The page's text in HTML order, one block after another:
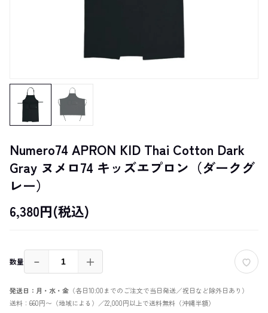
Numero74 APRON KID Thai Cotton Dark
Gray ヌメロ74 キッズエプロン（ダークグ
レー）
6,380円(税込)
数量 － ＋
発送日：月・水・金 （各日10:00までのご注文で当日発送／祝日など除外日あり）
送料：660円〜（地域による）／22,000円以上で送料無料（沖縄半額）